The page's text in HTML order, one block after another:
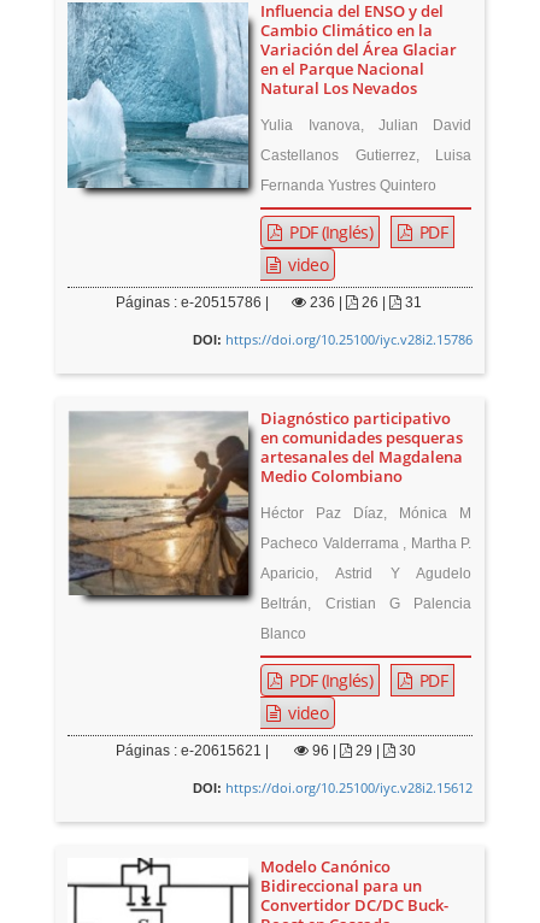
Influencia del ENSO y del
Cambio Climático en la
Variación del Área Glaciar
en el Parque Nacional
Natural Los Nevados
Yulia Ivanova, Julian David
Castellanos Gutierrez, Luisa
Fernanda Yustres Quintero
PDF (Inglés)
PDF
video
Páginas : e-20515786 | 236 26 | 31
DOI: https://doi.org/10.25100/iyc.v28i2.15786
Diagnóstico participativo
en comunidades pesqueras
artesanales del Magdalena
Medio Colombiano
Héctor Paz Díaz, Mónica M
Pacheco Valderrama , Martha P.
Aparicio, Astrid Y Agudelo
Beltrán, Cristian G Palencia
Blanco
PDF (Inglés)
PDF
video
Páginas : e-20615621 | 96 29 | 30
DOI: https://doi.org/10.25100/iyc.v28i2.15612
Modelo Canónico
Bidireccional para un
Convertidor DC/DC Buck-